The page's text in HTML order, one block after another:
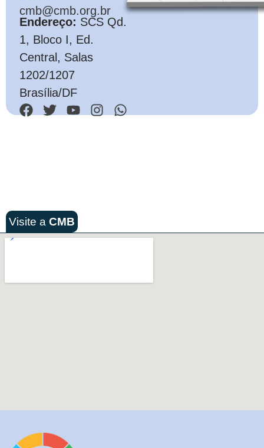
cmb@cmb.org.br
Endereço: SCS Qd.
1, Bloco I, Ed.
Central, Salas
1202/1207
Brasília/DF
Visite a CMB